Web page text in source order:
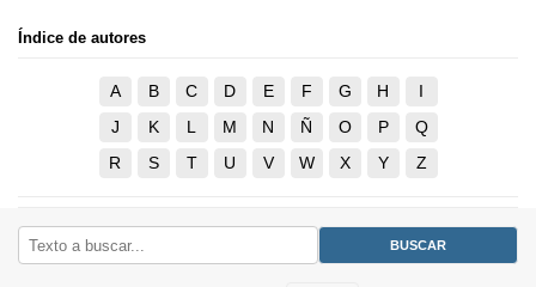
Índice de autores
A B C D E F G H
I
J
K L M N Ñ O P
Q
R
S T U V W X Y Z